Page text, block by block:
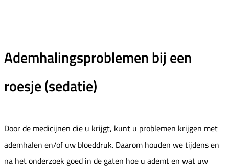
Ademhalingsproblemen bij een
roesje (sedatie)
Door de medicijnen die u krijgt, kunt u problemen krijgen met
ademhalen en/of uw bloeddruk. Daarom houden we tijdens en
na het onderzoek goed in de gaten hoe u ademt en wat uw